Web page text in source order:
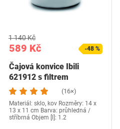
589 Kč
1 140 Kč
-48 %
Čajová konvice Ibili
621912 s filtrem
(16×)
Materiál: sklo, kov Rozměry: 14 x
13 x 11 cm Barva: průhledná /
stříbrná Objem [l]: 1.2